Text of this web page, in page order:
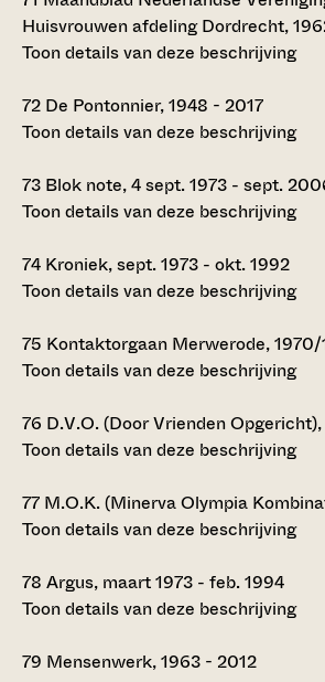
Huisvrouwen afdeling Dordrecht,
Toon details van deze beschrijving
72 De Pontonnier, 1948 - 2017
Toon details van deze beschrijving
73 Blok note, 4 sept. 1973 - sept.
Toon details van deze beschrijving
74 Kroniek, sept. 1973 - okt. 1992
Toon details van deze beschrijving
75 Kontaktorgaan Merwerode, 1970/
Toon details van deze beschrijving
76 D.V.O. (Door Vrienden Opgericht),
Toon details van deze beschrijving
77 M.O.K. (Minerva Olympia
Toon details van deze beschrijving
78 Argus, maart 1973 - feb. 1994
Toon details van deze beschrijving
79 Mensenwerk, 1963 - 2012